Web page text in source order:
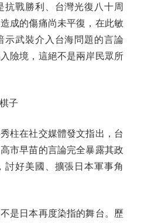
戰勝利、台灣光復八十周
成的傷痛尚未平復，在此敏
示武裝介入台海問題的言論
險境，這絕不是兩岸民眾所
子
在社交媒體發文指出，台
市早苗的言論完全暴露其政
討好美國、擴張日本軍事角
日本再度染指的舞台。歷